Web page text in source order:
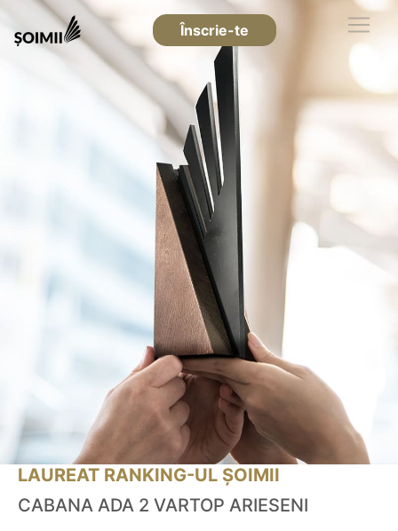
Înscrie-te
LAUREAT RANKING-UL ȘOIMII
CABANA ADA 2 VARTOP ARIESENI